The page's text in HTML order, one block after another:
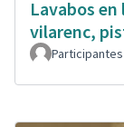
Lavabos
vilarenc,
Participantes